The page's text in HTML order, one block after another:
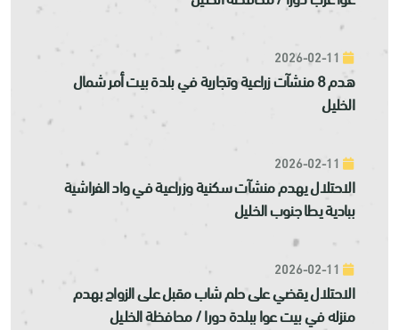
هدم 8 منشآت زراعية وتجارية في بلدة بيت أمر شمال
الخليل
الاحتلال يهدم منشآت سكنية وزراعية في واد الفراشية
ببادية يطا جنوب الخليل
الاحتلال يقضي على حلم شاب مقبل على الزواج بهدم
منزله في بيت عوا ببلدة دورا / محافظة الخليل